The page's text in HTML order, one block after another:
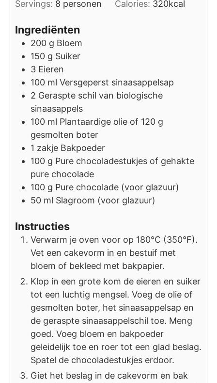
Servings: 8 personen Calories: 320kcal
Ingrediënten
200 g Bloem
150 g Suiker
3 Eieren
100 ml Versgeperst sinaasappelsap
2 Geraspte schil van biologische
sinaasappels
100 ml Plantaardige olie of 120 g
gesmolten boter
1 zakje Bakpoeder
100 g Pure chocoladestukjes of gehakte
pure chocolade
100 g Pure chocolade (voor glazuur)
50 ml Slagroom (voor glazuur)
Instructies
Verwarm je oven voor op 180°C (350°F).
Vet een cakevorm in en bestuif met
bloem of bekleed met bakpapier.
Klop in een grote kom de eieren en suiker
tot een luchtig mengsel. Voeg de olie of
gesmolten boter, het sinaasappelsap en
de geraspte sinaasappelschil toe. Meng
goed. Voeg bloem en bakpoeder
geleidelijk toe en roer tot een glad beslag.
Spatel de chocoladestukjes erdoor.
Giet het beslag in de cakevorm en bak